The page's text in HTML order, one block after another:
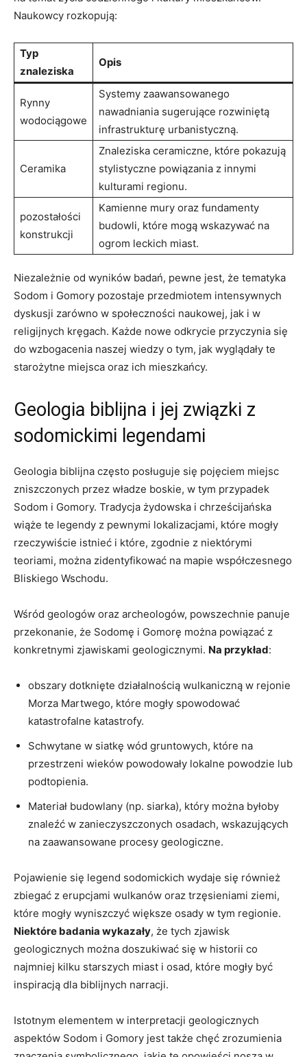
Naukowcy rozkopują:
Typ
znaleziska
Opis
Rynny
wodociągowe
Systemy zaawansowanego
nawadniania sugerujące rozwiniętą
infrastrukturę urbanistyczną.
Ceramika
Znaleziska ceramiczne, które pokazują
stylistyczne powiązania z innymi
kulturami regionu.
pozostałości
konstrukcji
Kamienne mury oraz fundamenty
budowli, które mogą wskazywać na
ogrom leckich miast.
Niezależnie od wyników badań, pewne jest, że tematyka
Sodom i Gomory pozostaje przedmiotem intensywnych
dyskusji zarówno w społeczności naukowej, jak i w
religijnych kręgach. Każde nowe odkrycie przyczynia się
do wzbogacenia naszej wiedzy o tym, jak wyglądały te
starożytne miejsca oraz ich mieszkańcy.
Geologia biblijna i jej związki z
sodomickimi legendami
Geologia biblijna często posługuje się pojęciem miejsc
zniszczonych przez władze boskie, w tym przypadek
Sodom i Gomory. Tradycja żydowska i chrześcijańska
wiąże te legendy z pewnymi lokalizacjami, które mogły
rzeczywiście istnieć i które, zgodnie z niektórymi
teoriami, można zidentyfikować na mapie współczesnego
Bliskiego Wschodu.
Wśród geologów oraz archeologów, powszechnie panuje
przekonanie, że Sodomę i Gomorę można powiązać z
konkretnymi zjawiskami geologicznymi. Na przykład:
obszary dotknięte działalnością wulkaniczną w rejonie
Morza Martwego, które mogły spowodować
katastrofalne katastrofy.
Schwytane w siatkę wód gruntowych, które na
przestrzeni wieków powodowały lokalne powodzie lub
podtopienia.
Materiał budowlany (np. siarka), który można byłoby
znaleźć w zanieczyszczonych osadach, wskazujących
na zaawansowane procesy geologiczne.
Pojawienie się legend sodomickich wydaje się również
zbiegać z erupcjami wulkanów oraz trzęsieniami ziemi,
które mogły wyniszczyć większe osady w tym regionie.
Niektóre badania wykazały, że tych zjawisk
geologicznych można doszukiwać się w historii co
najmniej kilku starszych miast i osad, które mogły być
inspiracją dla biblijnych narracji.
Istotnym elementem w interpretacji geologicznych
aspektów Sodom i Gomory jest także chęć zrozumienia